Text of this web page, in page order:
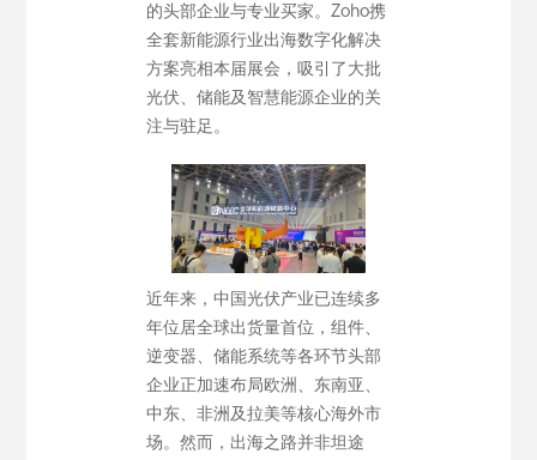
的头部企业与专业买家。Zoho携
全套新能源行业出海数字化解决
方案亮相本届展会，吸引了大批
光伏、储能及智慧能源企业的关
注与驻足。
近年来，中国光伏产业已连续多
年位居全球出货量首位，组件、
逆变器、储能系统等各环节头部
企业正加速布局欧洲、东南亚、
中东、非洲及拉美等核心海外市
场。然而，出海之路并非坦途